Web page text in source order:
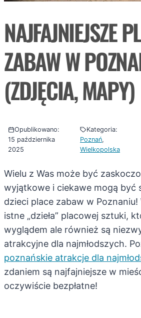
NAJFAJNIEJSZE
ZABAW W
(ZDJĘCIA, MAPY)
Opublikowano:
15 października
2025
Kategoria:
Poznań
Wielkopolska
Wielu z Was może być
wyjątkowe i ciekawe mogą być
dzieci place zabaw w
istne „dzieła” placowej sztuki,
wyglądem ale również są
atrakcyjne dla najmłodszych.
poznańskie atrakcje dla
zdaniem są najfajniejsze w
oczywiście bezpłatne!